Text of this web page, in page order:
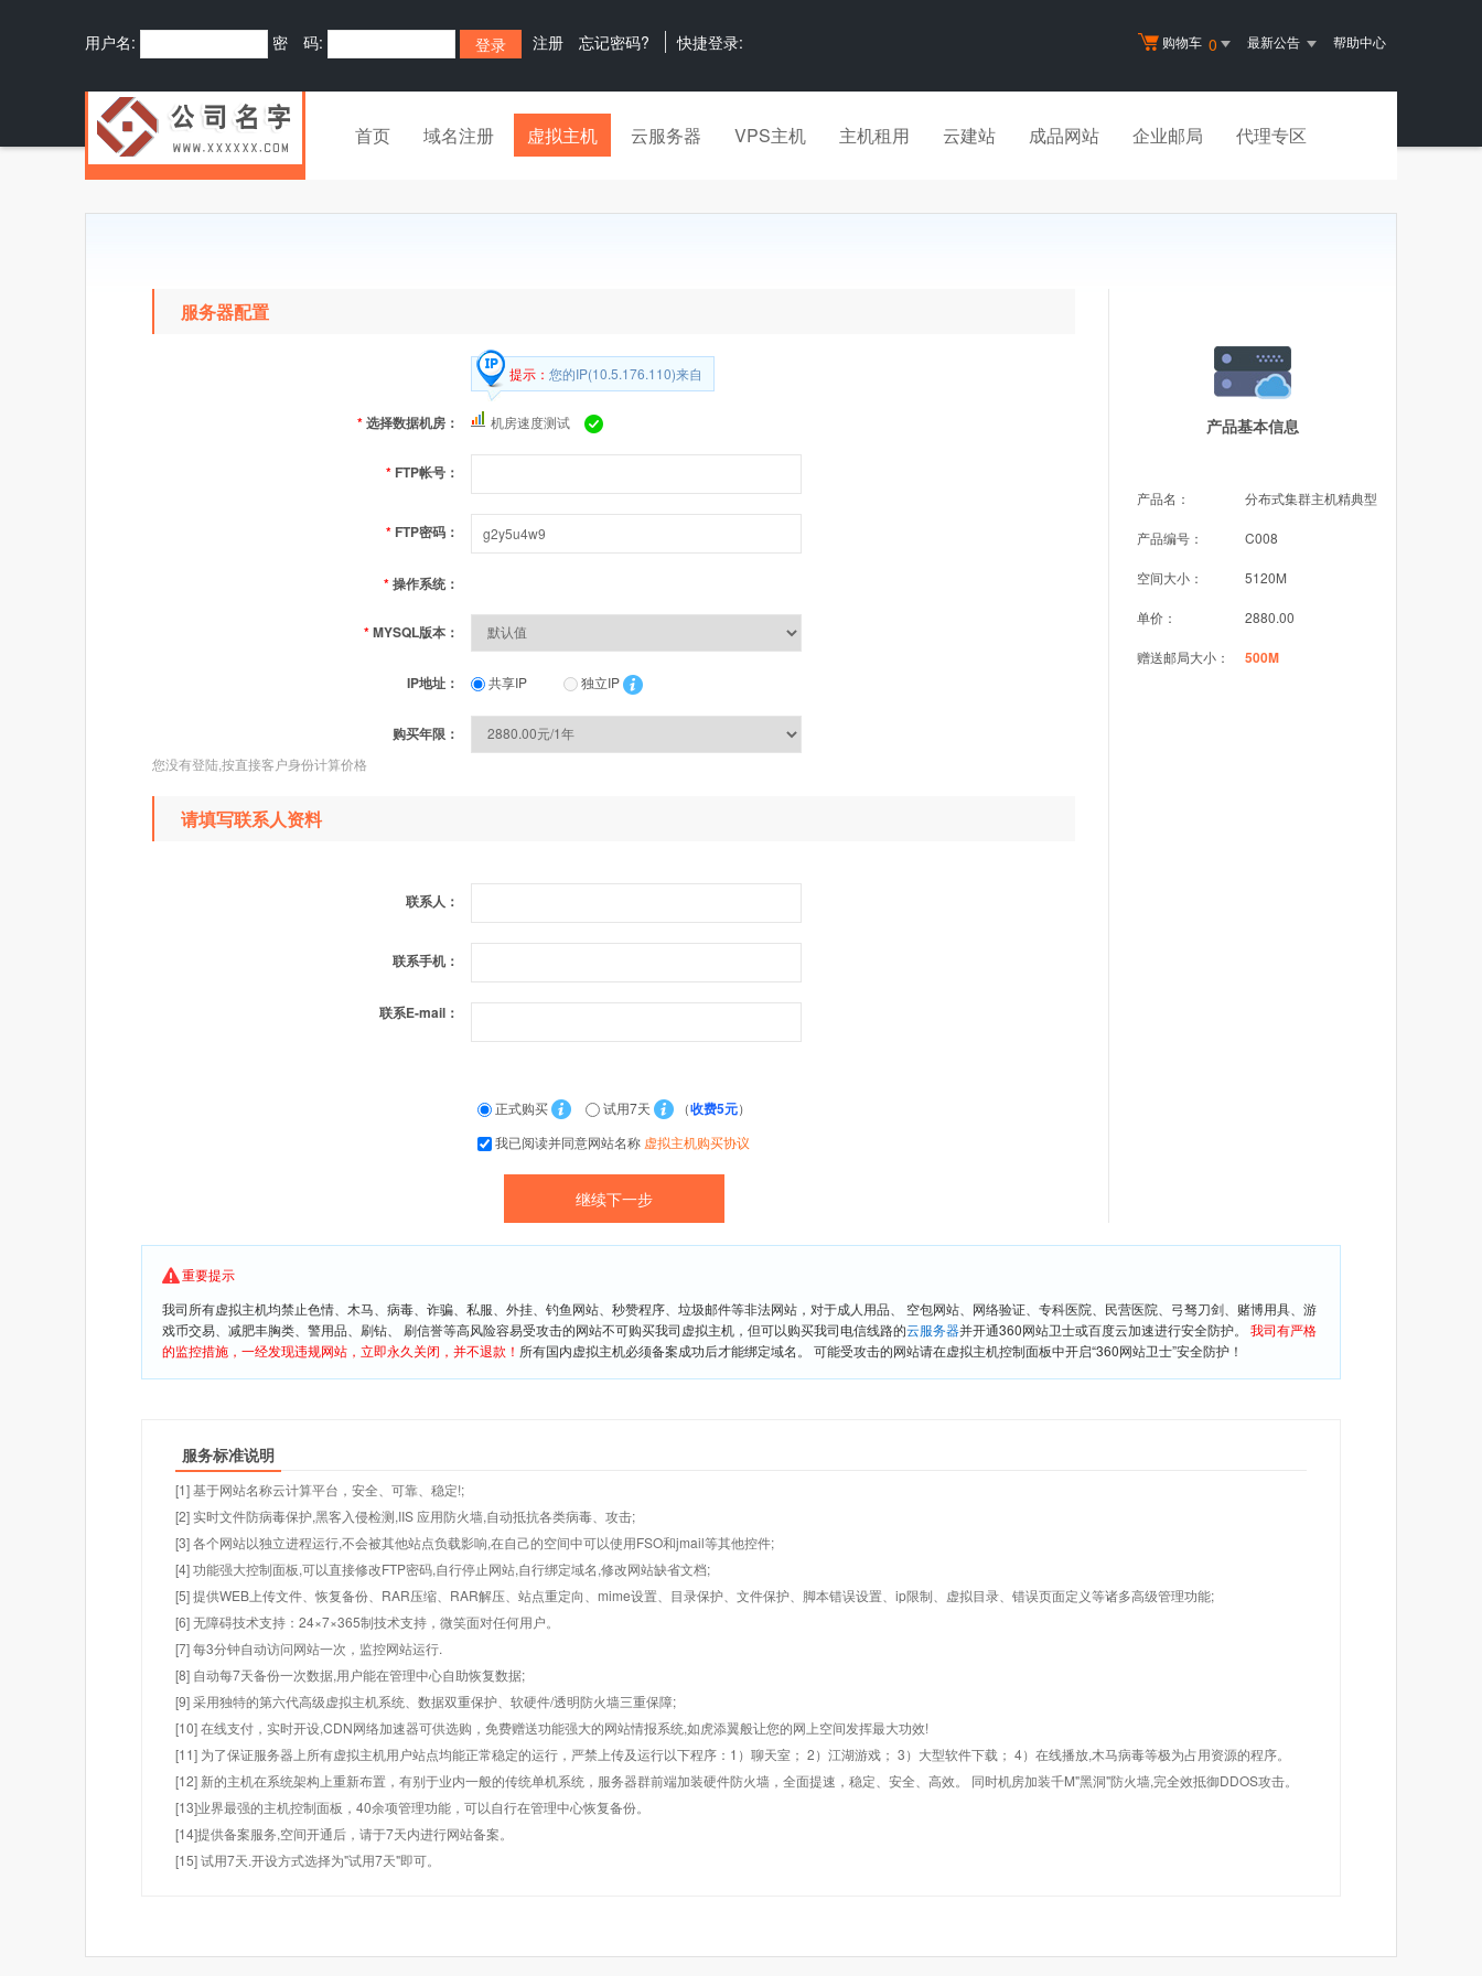
购物车 0 最新公告 帮助中心
用户名: 密 码: 注册 忘记密码? 快捷登录:
首页 域名注册 虚拟主机 云服务器 VPS主机 主机租用 云建站 成品网站 企业邮局 代理专区
产品基本信息
产品名： 分布式集群主机精典型
产品编号： C008
空间大小： 5120M
单价： 2880.00
赠送邮局大小： 500M
服务器配置
提示： 您的IP(10.5.176.110)来自
*选择数据机房： 机房速度测试
* FTP帐号：
* FTP密码：
*操作系统：
*MYSQL版本：
IP地址： 共享IP 独立IP
购买年限：
您没有登陆,按直接客户身份计算价格
请填写联系人资料
联系人：
联系手机：
联系E-mail：
正式购买 试用7天 （收费5元）
我已阅读并同意网站名称 虚拟主机购买协议
重要提示
我司所有虚拟主机均禁止色情、木马、病毒、诈骗、私服、外挂、钓鱼网站、秒赞程序、垃圾邮件等非法网站，对于成人用品、 空包网站、网络验证、专科医院、民营医院、弓驽刀剑、赌博用具、游
戏币交易、减肥丰胸类、警用品、刷钻、 刷信誉等高风险容易受攻击的网站不可购买我司虚拟主机，但可以购买我司电信线路的云服务器并开通360网站卫士或百度云加速进行安全防护。 我司有严格
的监控措施，一经发现违规网站，立即永久关闭，并不退款！ 所有国内虚拟主机必须备案成功后才能绑定域名。 可能受攻击的网站请在虚拟主机控制面板中开启“360网站卫士”安全防护！
服务标准说明
[1] 基于网站名称云计算平台，安全、可靠、稳定!;
[2] 实时文件防病毒保护,黑客入侵检测,IIS 应用防火墙,自动抵抗各类病毒、攻击;
[3] 各个网站以独立进程运行,不会被其他站点负载影响,在自己的空间中可以使用FSO和jmail等其他控件;
[4] 功能强大控制面板,可以直接修改FTP密码,自行停止网站,自行绑定域名,修改网站缺省文档;
[5] 提供WEB上传文件、恢复备份、RAR压缩、RAR解压、站点重定向、mime设置、目录保护、文件保护、脚本错误设置、ip限制、虚拟目录、错误页面定义等诸多高级管理功能;
[6] 无障碍技术支持：24×7×365制技术支持，微笑面对任何用户。
[7] 每3分钟自动访问网站一次，监控网站运行.
[8] 自动每7天备份一次数据,用户能在管理中心自助恢复数据;
[9] 采用独特的第六代高级虚拟主机系统、数据双重保护、软硬件/透明防火墙三重保障;
[10] 在线支付，实时开设,CDN网络加速器可供选购，免费赠送功能强大的网站情报系统,如虎添翼般让您的网上空间发挥最大功效!
[11] 为了保证服务器上所有虚拟主机用户站点均能正常稳定的运行，严禁上传及运行以下程序：1）聊天室； 2）江湖游戏； 3）大型软件下载； 4）在线播放,木马病毒等极为占用资源的程序。
[12] 新的主机在系统架构上重新布置，有别于业内一般的传统单机系统，服务器群前端加装硬件防火墙，全面提速，稳定、安全、高效。 同时机房加装千M"黑洞"防火墙,完全效抵御DDOS攻击。
[13]业界最强的主机控制面板，40余项管理功能，可以自行在管理中心恢复备份。
[14]提供备案服务,空间开通后，请于7天内进行网站备案。
[15] 试用7天.开设方式选择为"试用7天"即可。